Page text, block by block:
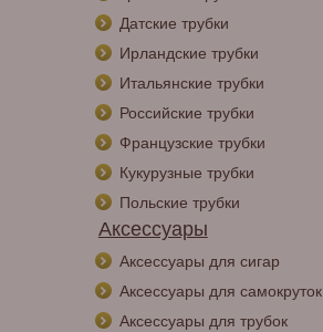
Датские трубки
Ирландские трубки
Итальянские трубки
Российские трубки
Французские трубки
Кукурузные трубки
Польские трубки
Аксессуары
Аксессуары для сигар
Аксессуары для самокруток
Аксессуары для трубок